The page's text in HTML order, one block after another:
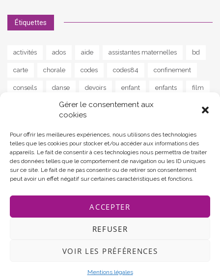
Gérer le consentement aux
cookies
Pour offrir les meilleures expériences, nous utilisons des technologies
telles que les cookies pour stocker et/ou accéder aux informations des
appareils. Le fait de consentir à ces technologies nous permettra de traiter
des données telles que le comportement de navigation ou les ID uniques
sur ce site. Le fait de ne pas consentir ou de retirer son consentement
peut avoir un effet négatif sur certaines caractéristiques et fonctions.
ACCEPTER
REFUSER
VOIR LES PRÉFÉRENCES
Mentions légales
Étiquettes
activités ados aide assistantes maternelles bd
carte chorale codes codes84 confinement
conseils danse devoirs enfant enfants film
instrument jeu jeunes lapalud
news parents poisson poème programme
programmes ram reprise santé scolaire
soutien sport street art stress séjour
tourisme yoga
Communauté de communes Rhône Lez Provence